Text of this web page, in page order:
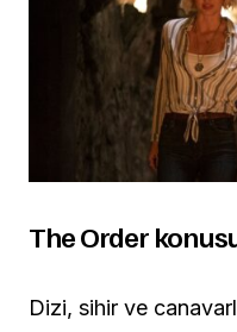
The Order
Dizi, sihir ve